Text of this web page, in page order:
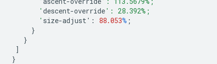
       '
descent-override': 28.392%;
       '
size-adjust' : 88.053% ;
}
}
]
}